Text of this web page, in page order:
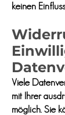
keinen
Viele
mit Ihrer
möglich. Sie